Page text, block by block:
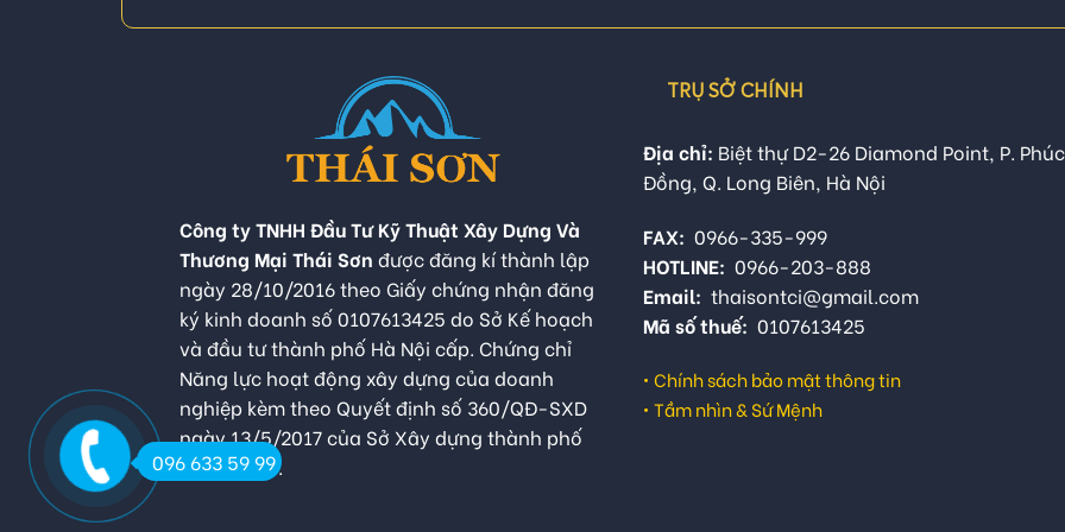
Công ty TNHH Đầu Tư Kỹ Thuật Xây Dựng Và
Thương Mại Thái Sơn được đăng kí thành lập
ngày 28/10/2016 theo Giấy chứng nhận đăng
ký kinh doanh số 0107613425 do Sở Kế hoạch
và đầu tư thành phố Hà Nội cấp. Chứng chỉ
Năng lực hoạt động xây dựng của doanh
nghiệp kèm theo Quyết định số 360/QĐ-SXD
ngày 13/5/2017 của Sở Xây dựng thành phố
Hà Nội cấp.
TRỤ SỞ CHÍNH
Địa chỉ: Biệt thự D2-26 Diamond Point, P. Phúc
Đồng, Q. Long Biên, Hà Nội
FAX: 0966-335-999
HOTLINE: 0966-203-888
Email: thaisontci@gmail.com
Mã số thuế: 0107613425
• Chính sách bảo mật thông tin
• Tầm nhìn & Sứ Mệnh
096 633 59 99